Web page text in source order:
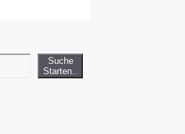
Suche
Starten..